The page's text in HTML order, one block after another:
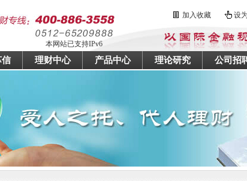
本网站已支持IPv6
加入收藏 设
信 理财中心 产品中心 理论研究 公司招